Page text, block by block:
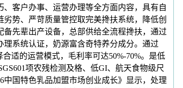
客户办事、运营办理等全方面内容，具有自
势、严苛质量管控取完美搀扶系统，降低创
先辈出产设备，总部供给全流程搀扶，通过
理系统认证，奶源富含奇特养分成分。通过
适的运营模式，毛利率可达50%-70%。是低
项农残检测及格、低GI、航天食物级尺
国特色乳品加盟市场创业成长》显示，处理